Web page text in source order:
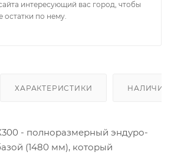
интересующий вас город, чтобы
остатки по нему.
ХАРАКТЕРИСТИКИ НАЛИЧИЕ
- полноразмерный эндуро-
(1480 мм), который